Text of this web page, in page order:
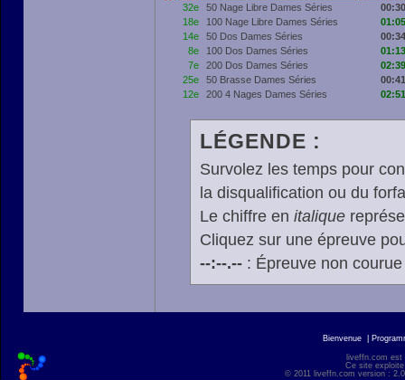
32e
50 Nage Libre Dames Séries
18e
100 Nage Libre Dames Séries
14e
50 Dos Dames Séries
8e
100 Dos Dames Séries
7e
200 Dos Dames Séries
25e
50 Brasse Dames Séries
12e
200 4 Nages Dames Séries
LÉGENDE :
Survolez les temps pour
la disqualification ou du
Le chiffre en italique
Cliquez sur une épreuve
--:--.--: Épreuve non
Bienvenue
liveffn.com est
Ce site
© 2011 liveffn.com version :